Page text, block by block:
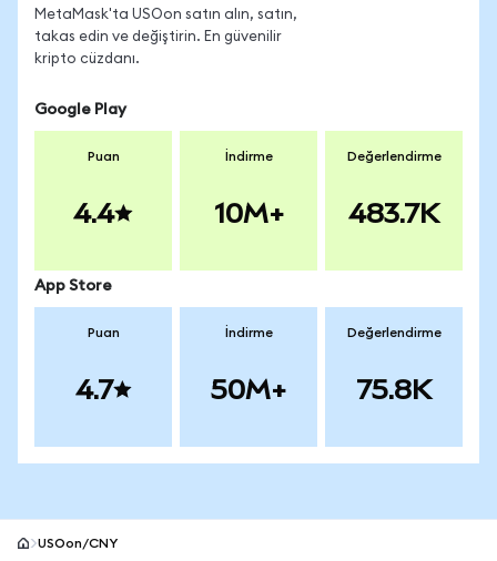
MetaMask'ta USOon satın alın, satın,
takas edin ve değiştirin. En güvenilir
kripto cüzdanı.
Google Play
Puan
4.4
İndirme
10M+
Değerlendirme
483.7K
App Store
Puan
4.7
İndirme
50M+
Değerlendirme
75.8K
USOon/CNY